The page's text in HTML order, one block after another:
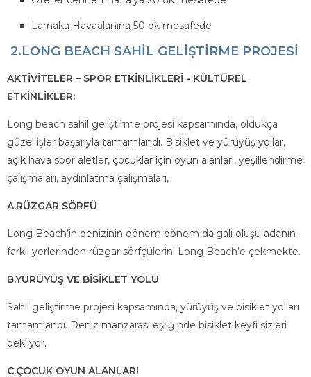
Larnaka Havaalanına 50 dk mesafede
2.LONG BEACH SAHİL GELİŞTİRME PROJESİ
AKTİVİTELER – SPOR ETKİNLİKLERİ - KÜLTÜREL
ETKİNLİKLER:
Long beach sahil geliştirme projesi kapsamında, oldukça
güzel işler başarıyla tamamlandı. Bisiklet ve yürüyüş yollar,
açık hava spor aletler, çocuklar için oyun alanları, yeşillendirme
çalışmaları, aydınlatma çalışmaları,
A.RÜZGAR SÖRFÜ
Long Beach’in denizinin dönem dönem dalgalı oluşu adanın
farklı yerlerinden rüzgar sörfçülerini Long Beach’e çekmekte.
B.YÜRÜYÜŞ VE BİSİKLET YOLU
Sahil geliştirme projesi kapsamında, yürüyüş ve bisiklet yolları
tamamlandı. Deniz manzarası eşliğinde bisiklet keyfi sizleri
bekliyor.
C.ÇOCUK OYUN ALANLARI